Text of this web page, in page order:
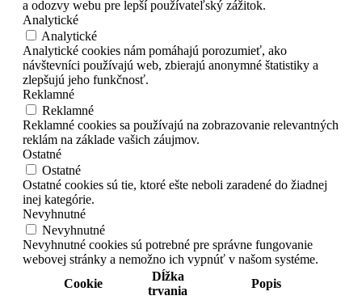
a odozvy webu pre lepší používateľský zážitok.
Analytické
Analytické
Analytické cookies nám pomáhajú porozumieť, ako
návštevníci používajú web, zbierajú anonymné štatistiky a
zlepšujú jeho funkčnosť.
Reklamné
Reklamné
Reklamné cookies sa používajú na zobrazovanie relevantných
reklám na základe vašich záujmov.
Ostatné
Ostatné
Ostatné cookies sú tie, ktoré ešte neboli zaradené do žiadnej
inej kategórie.
Nevyhnutné
Nevyhnutné
Nevyhnutné cookies sú potrebné pre správne fungovanie
webovej stránky a nemožno ich vypnúť v našom systéme.
Cookie
Dĺžka
trvania
Popis